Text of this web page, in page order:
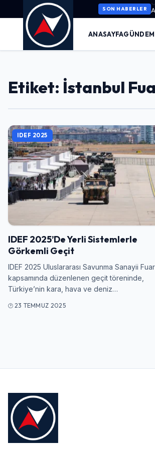
SON HABERLER
ANASAYFA
Etiket: İstanbul
IDEF 2025
IDEF 2025’De Yerli Sistemlerle
Görkemli Geçit
IDEF 2025 Uluslararası Savunma Sanayii
kapsamında düzenlenen geçit töreninde,
Türkiye’nin kara, hava ve deniz…
23 TEMMUZ 2025